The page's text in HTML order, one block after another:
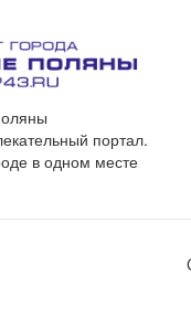
портал.
в одном месте